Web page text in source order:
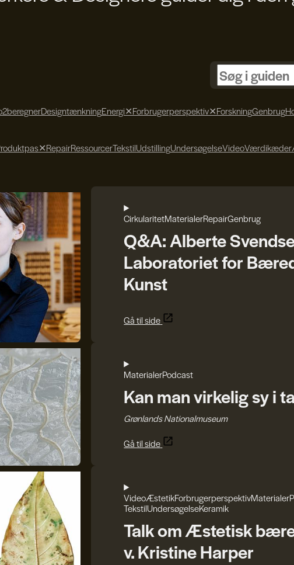
DesigntænkningEnergi✕Forbrugerperspektiv✕ForskningGenbrug
✕RepairRessourcerTekstilUdstillingUndersøgelseVideoVærdikæder
CirkularitetMaterialerRepairGenbrug
Q&A: Alberte
Laboratoriet for
Kunst
Gå til side
MaterialerPodcast
Kan man virkelig sy i
Grønlands Nationalmuseum
Gå til side
VideoÆstetikForbrugerperspektivMaterialer
TekstilUndersøgelseKeramik
Talk om Æstetisk
v. Kristine Harper